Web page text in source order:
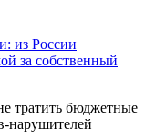
из России
за собственный
тратить бюджетные
нарушителей